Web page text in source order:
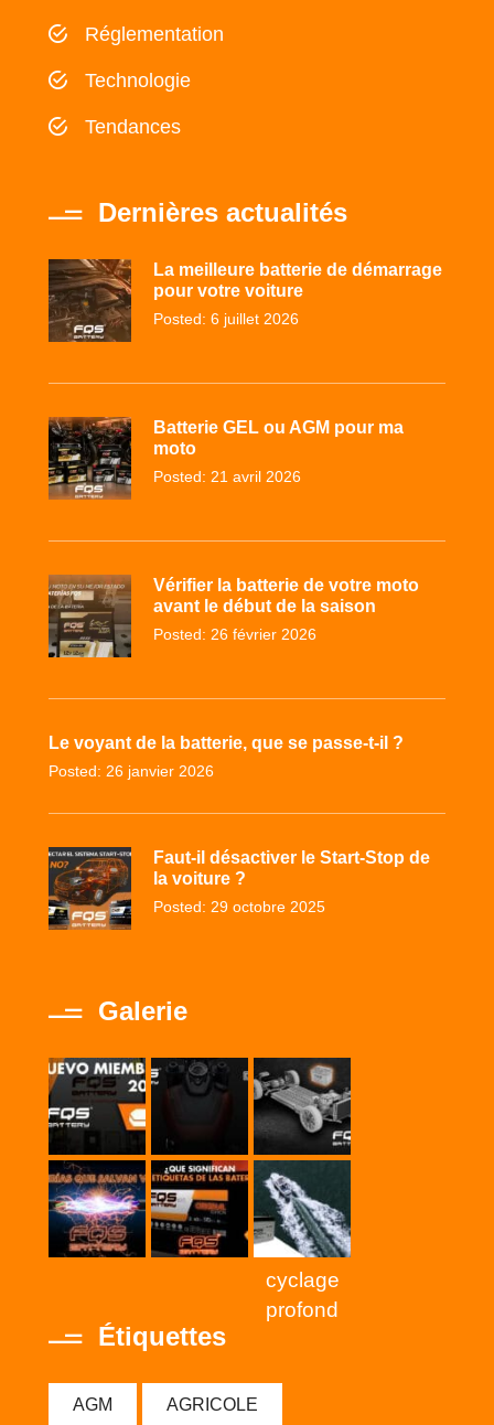
Réglementation
Technologie
Tendances
Dernières actualités
La meilleure batterie de démarrage
pour votre voiture
Posted: 6 juillet 2026
Batterie GEL ou AGM pour ma
moto
Posted: 21 avril 2026
Vérifier la batterie de votre moto
avant le début de la saison
Posted: 26 février 2026
Le voyant de la batterie, que se passe-t-il ?
Posted: 26 janvier 2026
Faut-il désactiver le Start-Stop de
la voiture ?
Posted: 29 octobre 2025
Galerie
cyclage
profond
Étiquettes
AGM AGRICOLE